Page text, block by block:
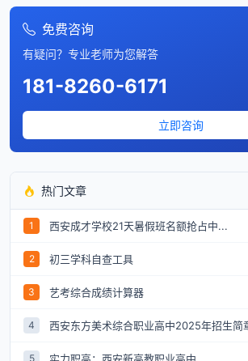
免费咨询
有疑问？专业老师为您解答
181-8260-6171
立即咨询
热门文章
1 西安成才学校21天暑假班名额抢占中...
2 初三学科自查工具
3 艺考综合成绩计算器
4 西安东方美术综合职业高中2025年招生简
5 实力职高：西安新高教职业高中